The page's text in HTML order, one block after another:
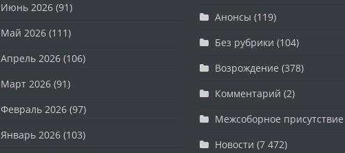
Июнь 2026(91)
Май 2026(111)
Апрель 2026(106)
Март 2026(91)
Февраль 2026(97)
Январь 2026(103)
Анонсы (119)
Без рубрики (104)
Возрождение (378)
Комментарий (2)
Межсоборное присутствие
Новости (7 472)